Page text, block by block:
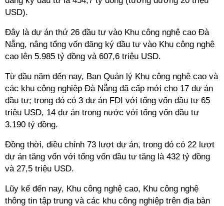
USD).
Đây là dự án thứ 26 đầu tư vào Khu công nghệ cao Đà
Nẵng, nâng tổng vốn đăng ký đầu tư vào Khu công nghệ
cao lên 5.985 tỷ đồng và 607,6 triệu USD.
Từ đầu năm đến nay, Ban Quản lý Khu công nghệ cao và
các khu công nghiệp Đà Nẵng đã cấp mới cho 17 dự án
đầu tư; trong đó có 3 dự án FDI với tổng vốn đầu tư 65
triệu USD, 14 dự án trong nước với tổng vốn đầu tư
3.190 tỷ đồng.
Đồng thời, điều chỉnh 73 lượt dự án, trong đó có 22 lượt
dự án tăng vốn với tổng vốn đầu tư tăng là 432 tỷ đồng
và 27,5 triệu USD.
Lũy kế đến nay, Khu công nghệ cao, Khu công nghệ
thông tin tập trung và các khu công nghiệp trên địa bàn